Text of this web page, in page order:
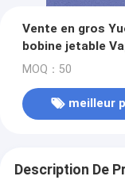
Vente en gros
bobine jetable
20 saveurs
MOQ：50
meilleur
Description De